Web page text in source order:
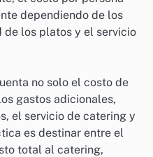
dependiendo de los
los platos y el servicio
no solo el costo de
gastos adicionales,
el servicio de catering y
es destinar entre el
total al catering,